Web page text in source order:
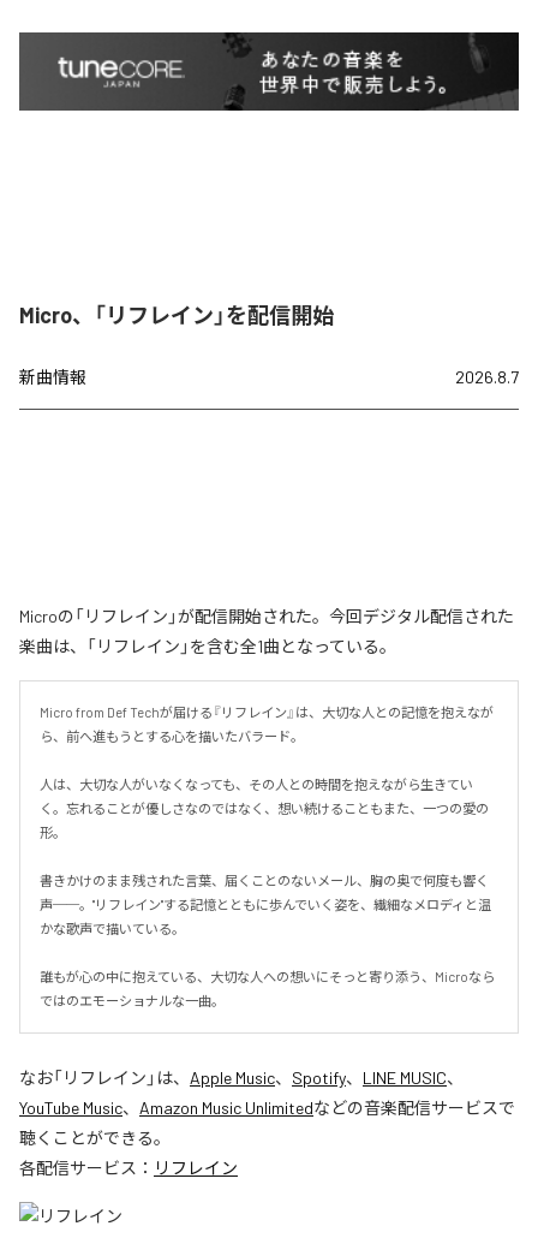
Micro、「リフレイン」を配信開始
新曲情報 2026.8.7
Microの「リフレイン」が配信開始された。今回デジタル配信された
楽曲は、「リフレイン」を含む全1曲となっている。
Micro from Def Techが届ける『リフレイン』は、大切な人との記憶を抱えなが
ら、前へ進もうとする心を描いたバラード。
人は、大切な人がいなくなっても、その人との時間を抱えながら生きてい
く。忘れることが優しさなのではなく、想い続けることもまた、一つの愛の
形。
書きかけのまま残された言葉、届くことのないメール、胸の奥で何度も響く
声──。"リフレイン"する記憶とともに歩んでいく姿を、繊細なメロディと温
かな歌声で描いている。
誰もが心の中に抱えている、大切な人への想いにそっと寄り添う、Microなら
ではのエモーショナルな一曲。
なお「リフレイン 」は、 Apple Music、 Spotify、 LINE MUSIC、
YouTube Music、 Amazon Music Unlimitedなどの音楽配信サービスで
聴くことができる。
各配信サービス： リフレイン